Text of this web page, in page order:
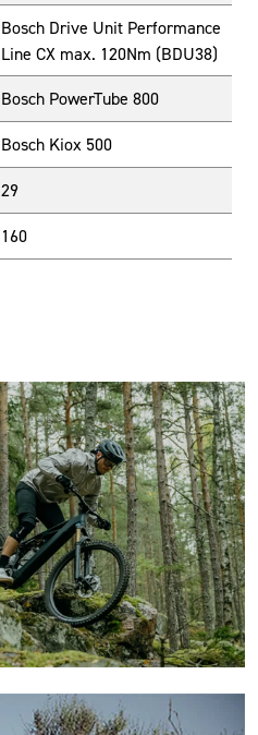
Bosch Drive Unit Performance
Line CX max. 120Nm (BDU38)
Bosch PowerTube 800
Bosch Kiox 500
29
160